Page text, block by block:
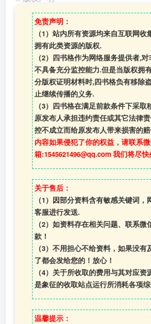
免责声明：
（1）站内所有资源均来自互联网
拥有此类资源的版权.
（2）四书格作为网络服务提供者,
不具备充分监控能力.但是当版权拥
分版权证明材料时,四书格负有移除
止继续传播的义务.
（3）四书格在满足前款条件下采
原发布人承担违约责任或其它法律
控不成立而给原发布人带来损害的
内容如果侵犯了你的权益，请联系
箱:1545621496@qq.com 我们将尽
关于售后：
（1）因部分资料含有敏感关键词
客服进行发送.
（2）如资料存在相关问题、联系
款！
（3） 不用担心不给资料，如果没有
了都会发给您的！放心！
（4） 关于所收取的费用与其对应资
是象征的收取站点运行所消耗各项
温馨提示：